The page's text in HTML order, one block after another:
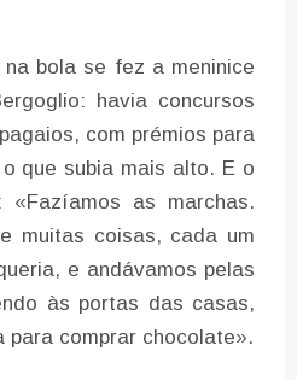
bola se fez a meninice
havia concursos
com prémios para
que subia mais alto. E o
«Fazíamos as marchas.
muitas coisas, cada um
e andávamos pelas
às portas das casas,
para comprar chocolate».